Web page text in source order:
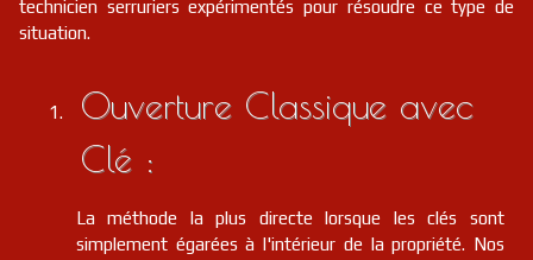
technicien serruriers expérimentés pour résoudre ce type de
situation.
Ouverture Classique avec
Clé :
La méthode la plus directe lorsque les clés sont
simplement égarées à l'intérieur de la propriété. Nos